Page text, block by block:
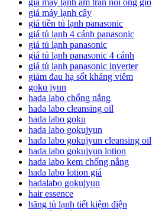
giá máy lạnh âm trần nối ống gió
giá máy lạnh cây
giá tiền tủ lạnh panasonic
giá tủ lạnh 4 cánh panasonic
giá tủ lạnh panasonic
giá tủ lạnh panasonic 4 cánh
giá tủ lạnh panasonic inverter
giảm đau hạ sốt kháng viêm
goku jyun
hada labo chống nắng
hada labo cleansing oil
hada labo goku
hada labo gokujyun
hada labo gokujyun cleansing oil
hada labo gokujyun lotion
hada labo kem chống nắng
hada labo lotion giá
hadalabo gokujyun
hair essence
hãng tủ lạnh tiết kiệm điện